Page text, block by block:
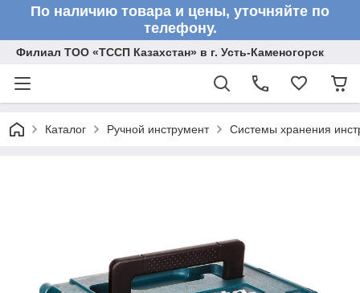
По наличию товара и цены, уточняйте по
телефону.
Филиал ТОО «ТССП Казахстан» в г. Усть-Каменогорск
Каталог Ручной инструмент Системы хранения